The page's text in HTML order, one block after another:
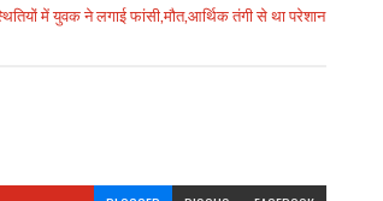
में युवक ने लगाई फांसी,मौत,आर्थिक तंगी से था परेशान